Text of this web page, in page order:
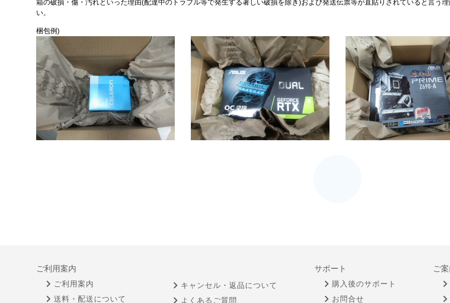
箱の破損・傷・汚れといった理由(配達中のトラブル等で発生する著しい破損を除き)および発送伝票等が直貼りされていると言う
い。
梱包例)
ご利用案内
ご利用案内
送料・配送について
キャンセル・返品について
よくあるご質問
サポート
購入後のサポート
お問合せ
ご